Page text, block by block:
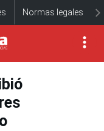
Normas legales